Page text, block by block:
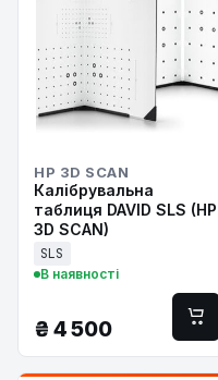
HP 3D SCAN
Калібрувальна
таблиця DAVID SLS (HP
3D SCAN)
SLS
В наявності
₴ 4 500